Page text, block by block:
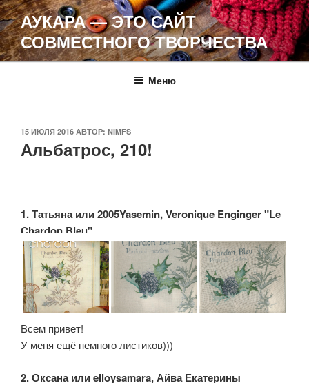
Перейти
к
содержимому
АУКАРА — ЭТО САЙТ
СОВМЕСТНОГО ТВОРЧЕСТВА
Меню
ОПУБЛИКОВАНО
15 ИЮЛЯ 2016 АВТОР: NIMFS
Альбатрос, 210!
1. Татьяна или 2005Yasemin, Veronique Enginger "Le
Chardon Bleu"
Всем привет!
У меня ещё немного листиков)))
2. Оксана или elloysamara, Айва Екатерины